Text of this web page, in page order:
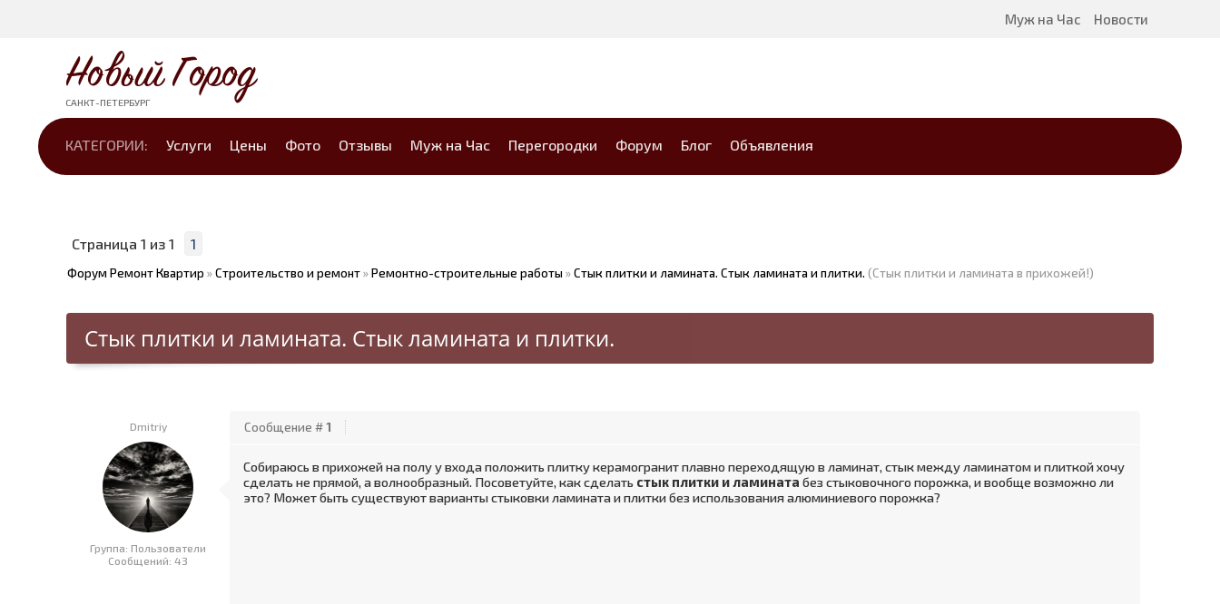
Муж на Час Новости
Новый Город
САНКТ-ПЕТЕРБУРГ
КАТЕГОРИИ: Услуги Цены Фото Отзывы Муж на Час Перегородки Форум Блог Объявления
Страница 1 из 1 1
Форум Ремонт Квартир »Строительство и ремонт»Ремонтно-строительные работы »Стык плитки и ламината. Стык ламината и плитки. (Стык плитки и ламината в прихожей!)
Стык плитки и ламината. Стык ламината и плитки.
Dmitriy
Группа: Пользователи
Сообщений: 43
Сообщение #1
Собираюсь в прихожей на полу у входа положить плитку керамогранит плавно переходящую в ламинат, стык между ламинатом и плиткой хочу
сделать не прямой, а волнообразный. Посоветуйте, как сделать стык плитки и ламината без стыковочного порожка, и вообще возможно ли
это? Может быть существуют варианты стыковки ламината и плитки без использования алюминиевого порожка?